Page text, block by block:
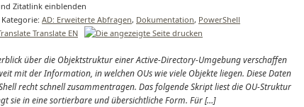
Kategorie: AD: Erweiterte Abfragen, Dokumentation, PowerShell
Translate EN
über die Objektstruktur einer Active-Directory-Umgebung verschaffen
mit der Information, in welchen OUs wie viele Objekte liegen. Diese Daten
recht schnell zusammentragen. Das folgende Skript liest die OU-Struktur
sie in eine sortierbare und übersichtliche Form. Für […]